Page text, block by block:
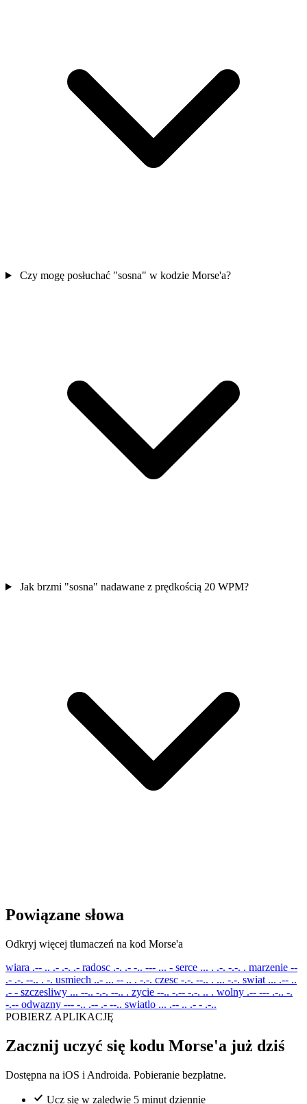
Czy mogę posłuchać "sosna" w kodzie Morse'a?
Jak brzmi "sosna" nadawane z prędkością 20 WPM?
Powiązane słowa
Odkryj więcej tłumaczeń na kod Morse'a
wiara .-- .. .- .-. .- radosc .-. .- -.. --- ... - serce ... . .-. -.-. . marzenie --
.- .-. --.. . -. usmiech ..- ... -- .. . -.-. czesc -.-. --.. . ... -.-. swiat ... .-- ..
.- - szczesliwy ... --.. -.-. --.. . zycie --.. -.-- -.-. .. . wolny .-- --- .-.. -.
-.-- odwazny --- -.. .-- .- --.. swiatlo ... .-- .. .- - .-..
POBIERZ APLIKACJĘ
Zacznij uczyć się kodu Morse'a już dziś
Dostępna na iOS i Androida. Pobieranie bezpłatne.
Ucz się w zaledwie 5 minut dziennie